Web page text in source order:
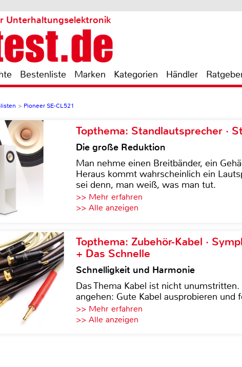
Unterhaltungselektronik
Bestenliste Marken Kategorien Händler
> Pioneer SE-CL521
Topthema: Standlautsprecher ·
Die große Reduktion
Man nehme einen Breitbänder, ein
Heraus kommt wahrscheinlich ein
sei denn, man weiß, was man tut.
>> Mehr erfahren
>> Alle anzeigen
Topthema: Zubehör-Kabel ·
+ Das Schnelle
Schnelligkeit und Harmonie
Das Thema Kabel ist nicht
angehen: Gute Kabel ausprobieren und
>> Mehr erfahren
>> Alle anzeigen